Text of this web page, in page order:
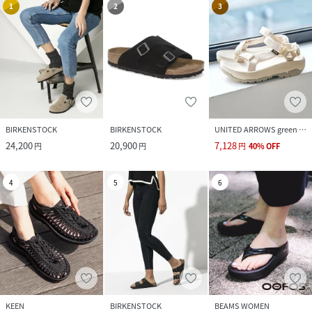
1
BIRKENSTOCK
24,200円
2
BIRKENSTOCK
20,900円
3
UNITED ARROWS green label relaxing
7,128円 40%OFF
4
KEEN
5
BIRKENSTOCK
6
BEAMS WOMEN